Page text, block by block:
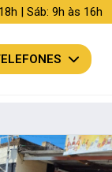
| Sáb: 9h às 16h